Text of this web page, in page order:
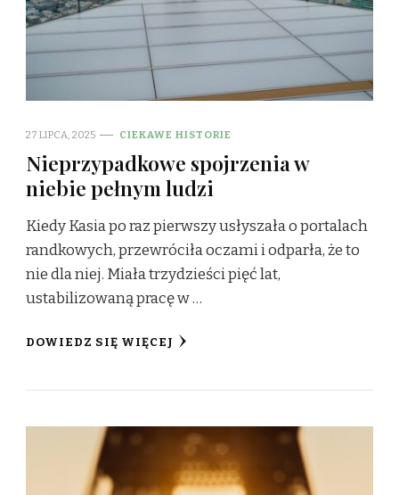
27 LIPCA, 2025 CIEKAWE HISTORIE
Nieprzypadkowe spojrzenia w
niebie pełnym ludzi
Kiedy Kasia po raz pierwszy usłyszała o portalach
randkowych, przewróciła oczami i odparła, że to
nie dla niej. Miała trzydzieści pięć lat,
ustabilizowaną pracę w …
DOWIEDZ SIĘ WIĘCEJ